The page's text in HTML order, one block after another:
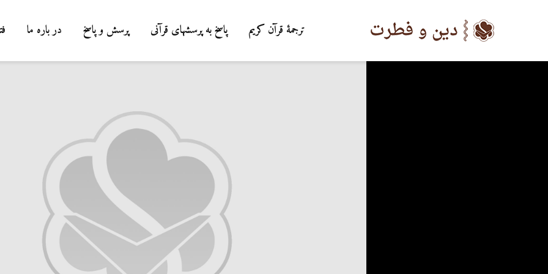
ترجمۀ قرآن کریم پاسخ به پرسشهای قرآنی پرسش و پاسخ در باره ما